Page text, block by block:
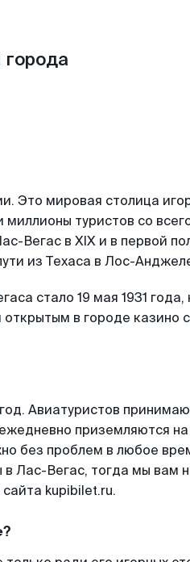
Это мировая столица
туристов со
Вегас в XIX и в первой
из Техаса в Лос-
стало 19 мая 1931 года,
в городе казино
Авиатуристов
приземляются на
без проблем в любое
Лас-Вегас, тогда мы вам
kupibilet.ru.